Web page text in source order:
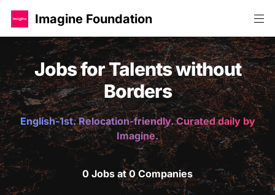
Imagine Foundation
Jobs for Talents without
Borders
English-1st. Relocation-friendly. Curated daily by
Imagine.
0 Jobs at 0 Companies